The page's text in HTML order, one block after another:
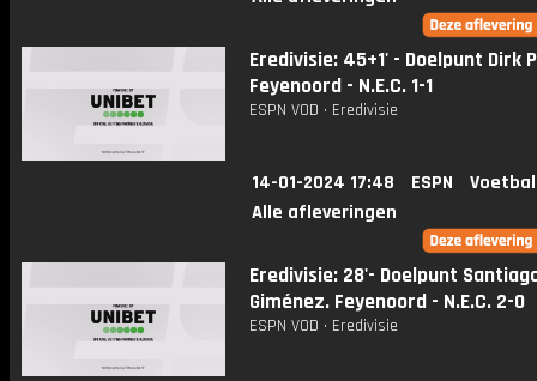
Eredivisie: 45+1' - Doelpunt Dirk
Feyenoord - N.E.C. 1-1
ESPN VOD • Eredivisie
14-01-2024 17:48 ESPN
Alle afleveringen
Eredivisie: 28'- Doelpunt
Giménez. Feyenoord - N.E.C. 2-0
ESPN VOD • Eredivisie